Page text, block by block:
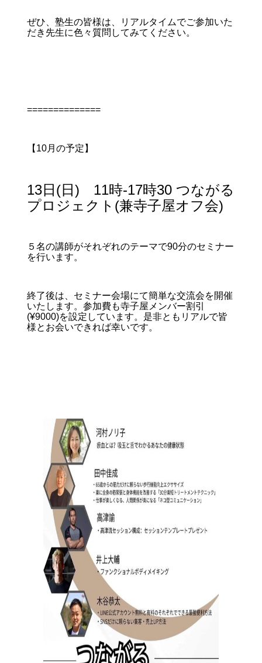
ぜひ、塾生の皆様は、リアルタイムでご参加いた
だき先生に色々質問してみてください。
==============
【10月の予定】
13日(日) 11時-17時30 つながる
プロジェクト(兼寺子屋オフ会)
５名の講師がそれぞれのテーマで90分のセミナー
を行います。
終了後は、セミナー会場にて簡単な交流会を開催
いたします。参加費も寺子屋メンバー割引
(¥9000)を設定しています。是非ともリアルで皆
様とお会いできれば幸いです。